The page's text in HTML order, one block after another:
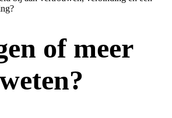
of meer
weten?